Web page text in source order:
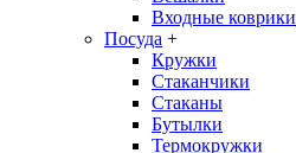
Входные коврики
Посуда +
Кружки
Стаканчики
Стаканы
Бутылки
Термокружки